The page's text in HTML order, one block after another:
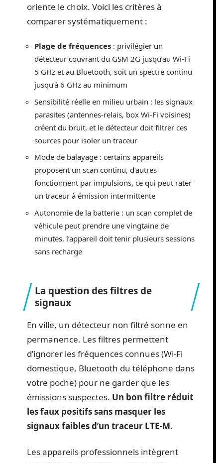
oriente le choix. Voici les critères à
comparer systématiquement :
Plage de fréquences : privilégier un
détecteur couvrant du GSM 2G jusqu’au Wi-Fi
5 GHz et au Bluetooth, soit un spectre continu
jusqu’à 6 GHz au minimum
Sensibilité réelle en milieu urbain : les signaux
parasites (antennes-relais, box Wi-Fi voisines)
créent du bruit, et le détecteur doit filtrer ces
sources pour isoler un traceur
Mode de balayage : certains appareils
proposent un scan continu, d’autres
fonctionnent par impulsions, ce qui peut rater
un traceur à émission intermittente
Autonomie de la batterie : un scan complet de
véhicule peut prendre une vingtaine de
minutes, l’appareil doit tenir plusieurs sessions
sans recharge
La question des filtres de
signaux
En ville, un détecteur non filtré sonne en
permanence. Les filtres permettent
d’ignorer les fréquences connues (Wi-Fi
domestique, Bluetooth du téléphone dans
votre poche) pour ne garder que les
émissions suspectes. Un bon filtre réduit
les faux positifs sans masquer les
signaux faibles d’un traceur LTE-M.
Les appareils professionnels intègrent